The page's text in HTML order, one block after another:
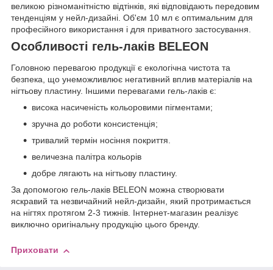
великою різноманітністю відтінків, які відповідають передовим
тенденціям у нейл-дизайні. Об'єм 10 мл є оптимальним для
професійного використання і для приватного застосування.
Особливості гель-лаків BELEON
Головною перевагою продукції є екологічна чистота та
безпека, що унеможливлює негативний вплив матеріалів на
нігтьову пластину. Іншими перевагами гель-лаків є:
висока насиченість кольоровими пігментами;
зручна до роботи консистенція;
тривалий термін носіння покриття.
величезна палітра кольорів
добре лягають на нігтьову пластину.
За допомогою гель-лаків BELEON можна створювати
яскравий та незвичайний нейл-дизайн, який протримається
на нігтях протягом 2-3 тижнів. Інтернет-магазин реалізує
виключно оригінальну продукцію цього бренду.
Приховати